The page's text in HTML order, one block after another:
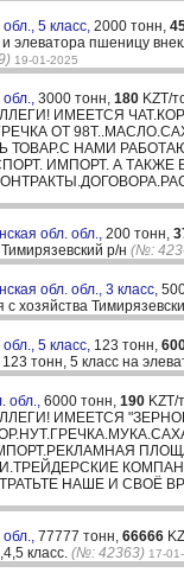
5 класс, 2000 тонн,
и элеватора пшеницу
19-01-2025
обл., 3000 тонн, 180 KZT/
ИМЕЕТСЯ
ОТ
ТОВАР.С НАМИ
ИМПОРТ. А
обл. обл., 200 тонн,
р/н (№:
обл. обл., 3 класс,
хозяйства
5 класс, 123 тонн,
тонн, 5 класс на
обл., 6000 тонн, 190 KZT/
ИМЕЕТСЯ
ТРАТЬТЕ НАШЕ И СВОЁ
обл., 77777 тонн, 66666
класс. (№: 42363) 17-